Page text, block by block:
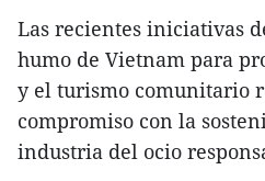
Las recientes iniciativas
humo de Vietnam para
y el turismo comunitario
compromiso con la
industria del ocio